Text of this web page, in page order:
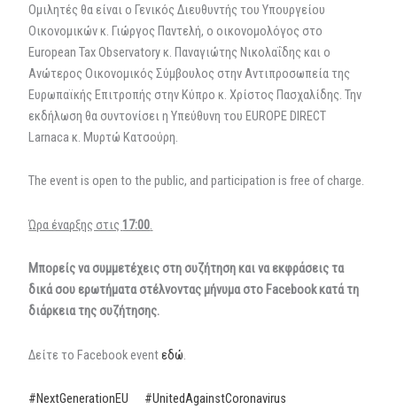
Ομιλητές θα είναι ο Γενικός Διευθυντής του Υπουργείου
Οικονομικών κ. Γιώργος Παντελή, ο οικονομολόγος στο
European Tax Observatory κ. Παναγιώτης Νικολαΐδης και ο
Ανώτερος Οικονομικός Σύμβουλος στην Αντιπροσωπεία της
Ευρωπαϊκής Επιτροπής στην Κύπρο κ. Χρίστος Πασχαλίδης. Την
εκδήλωση θα συντονίσει η Υπεύθυνη του EUROPE DIRECT
Larnaca κ. Μυρτώ Κατσούρη.
The event is open to the public, and participation is free of charge.
Ώρα έναρξης στις17:00
Μπορείς να συμμετέχεις στη συζήτησηκαι να εκφράσεις τα
δικά σου ερωτήματα στέλνοντας μήνυμα στο Facebookκατά τη
διάρκεια της συζήτησης.
Δείτε το Facebook eventεδώ.
#NextGenerationEU #UnitedAgainstCoronavirus